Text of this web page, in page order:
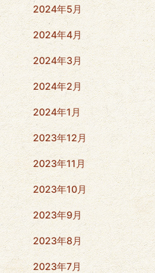
2024年5月
2024年4月
2024年3月
2024年2月
2024年1月
2023年12月
2023年11月
2023年10月
2023年9月
2023年8月
2023年7月